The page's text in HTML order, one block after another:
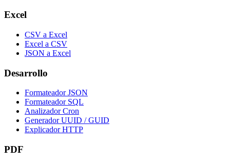
Excel
CSV a Excel
Excel a CSV
JSON a Excel
Desarrollo
Formateador JSON
Formateador SQL
Analizador Cron
Generador UUID / GUID
Explicador HTTP
PDF